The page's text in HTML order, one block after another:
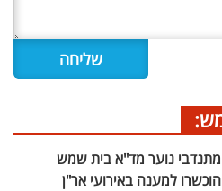
מתנדבי נוער מד"א בית שמש
הוכשרו למענה באירועי אר"ן